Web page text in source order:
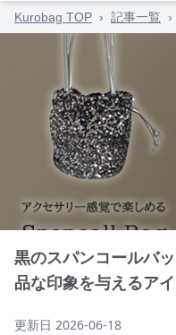
Kurobag TOP › 記事一覧 ›
黒のスパンコールバ
品な印象を与えるア
更新日 2026-06-18